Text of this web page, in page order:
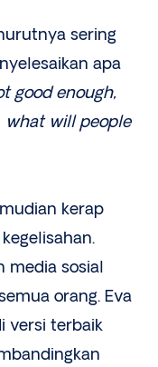
sering
apa
good enough,
what will people
kerap
media sosial
orang. Eva
versi terbaik